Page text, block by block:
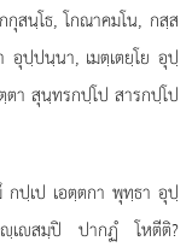
สนฺโธ, โกณาคมโน, กสฺส
อุปฺปนฺนา, เมตฺเตยฺโย อุปฺ
า สุนฺทรกปฺโป สารกปฺโป
กปฺเป เอตฺตกา พุทฺธา อุปฺ
สมฺปิ ปากฏํ โหตีติ?